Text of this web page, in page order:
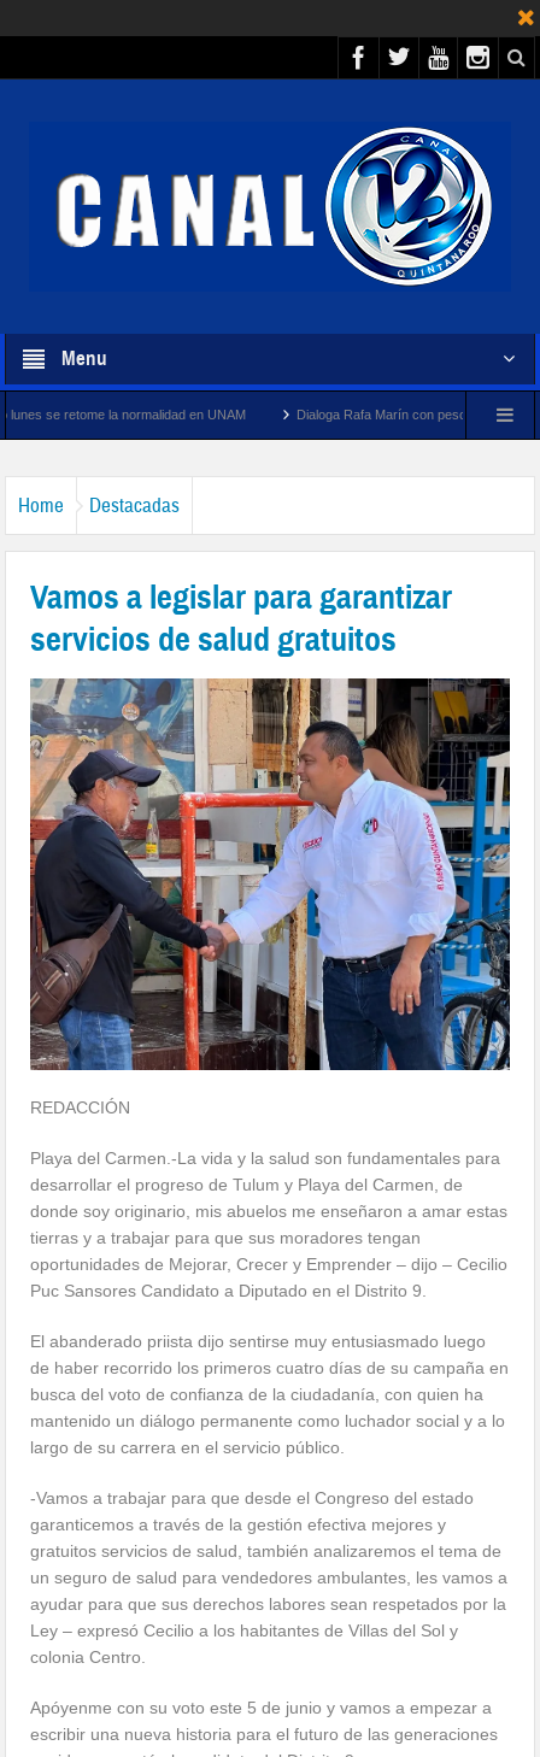
Menu
en UNAM Dialoga Rafa Marín con pescadores y cooperativistas
Home Destacadas
Vamos a legislar para garantizar
servicios de salud gratuitos
REDACCIÓN
Playa del Carmen.-La vida y la salud son fundamentales para
desarrollar el progreso de Tulum y Playa del Carmen, de
donde soy originario, mis abuelos me enseñaron a amar estas
tierras y a trabajar para que sus moradores tengan
oportunidades de Mejorar, Crecer y Emprender – dijo – Cecilio
Puc Sansores Candidato a Diputado en el Distrito 9.
El abanderado priista dijo sentirse muy entusiasmado luego
de haber recorrido los primeros cuatro días de su campaña en
busca del voto de confianza de la ciudadanía, con quien ha
mantenido un diálogo permanente como luchador social y a lo
largo de su carrera en el servicio público.
-Vamos a trabajar para que desde el Congreso del estado
garanticemos a través de la gestión efectiva mejores y
gratuitos servicios de salud, también analizaremos el tema de
un seguro de salud para vendedores ambulantes, les vamos a
ayudar para que sus derechos labores sean respetados por la
Ley – expresó Cecilio a los habitantes de Villas del Sol y
colonia Centro.
Apóyenme con su voto este 5 de junio y vamos a empezar a
escribir una nueva historia para el futuro de las generaciones